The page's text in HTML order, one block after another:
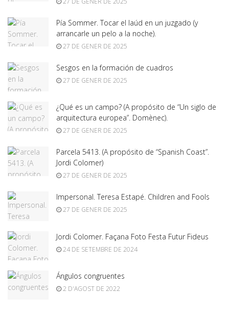
Pía Sommer. Tocar el laúd en un juzgado (y
arrancarle un pelo a la noche).
27 DE GENER DE 2025
Sesgos en la formación de cuadros
27 DE GENER DE 2025
¿Qué es un campo? (A propósito de “Un siglo de
arquitectura europea”. Domènec).
27 DE GENER DE 2025
Parcela 5413. (A propósito de “Spanish Coast”.
Jordi Colomer)
27 DE GENER DE 2025
Impersonal. Teresa Estapé. Children and Fools
27 DE GENER DE 2025
Jordi Colomer. Façana Foto Festa Futur Fideus
24 DE SETEMBRE DE 2024
Ángulos congruentes
2 D'AGOST DE 2022